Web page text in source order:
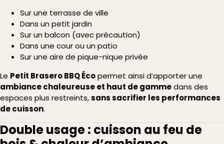
Sur une terrasse de ville
Dans un petit jardin
Sur un balcon (avec précaution)
Dans une cour ou un patio
Sur une aire de pique-nique privée
Le Petit Brasero BBQ Écopermet ainsi d’apporter une
ambiance chaleureuse et haut de gammedans des
espaces plus restreints,sans sacrifier les performances
de cuisson.
Double usage : cuisson au feu de